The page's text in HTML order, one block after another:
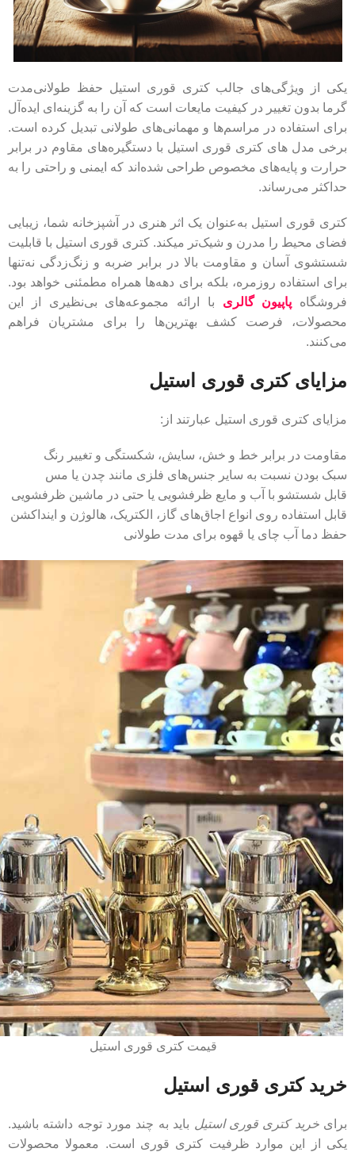
یکی از ویژگی‌های جالب کتری قوری استیل حفظ طولانی‌مدت
گرما بدون تغییر در کیفیت مایعات است که آن را به گزینه‌ای ایده‌آل
برای استفاده در مراسم‌ها و مهمانی‌های طولانی تبدیل کرده است.
برخی مدل های کتری قوری استیل با دستگیره‌های مقاوم در برابر
حرارت و پایه‌های مخصوص طراحی شده‌اند که ایمنی و راحتی را به
حداکثر می‌رساند.
کتری قوری استیل به‌عنوان یک اثر هنری در آشپزخانه شما، زیبایی
فضای محیط را مدرن و شیک‌تر میکند. کتری قوری استیل با قابلیت
شستشوی آسان و مقاومت بالا در برابر ضربه و زنگ‌زدگی نه‌تنها
برای استفاده روزمره، بلکه برای دهه‌ها همراه مطمئنی خواهد بود.
فروشگاه‌ پاپیون گالری با ارائه مجموعه‌های بی‌نظیری از این
محصولات، فرصت کشف بهترین‌ها را برای مشتریان فراهم
می‌کنند.
مزایای کتری قوری استیل
مزایای کتری قوری استیل عبارتند از:
مقاومت در برابر خط و خش، سایش، شکستگی و تغییر رنگ
سبک بودن نسبت به سایر جنس‌های فلزی مانند چدن یا مس
قابل شستشو با آب و مایع ظرفشویی یا حتی در ماشین ظرفشویی
قابل استفاده روی انواع اجاق‌های گاز، الکتریک، هالوژن و اینداکشن
حفظ دما آب چای یا قهوه برای مدت طولانی
قیمت کتری قوری استیل
خرید کتری قوری استیل
برایخرید کتری قوری استیل باید به چند مورد توجه داشته باشید.
یکی از این موارد ظرفیت کتری قوری است. معمولا محصولات